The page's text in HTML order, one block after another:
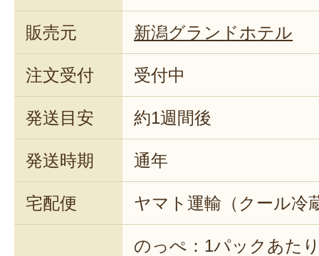
販売元 新潟グランドホテル
注文受付 受付中
発送目安 約1週間後
発送時期 通年
宅配便 ヤマト運輸（クール冷
のっぺ：1パックあた